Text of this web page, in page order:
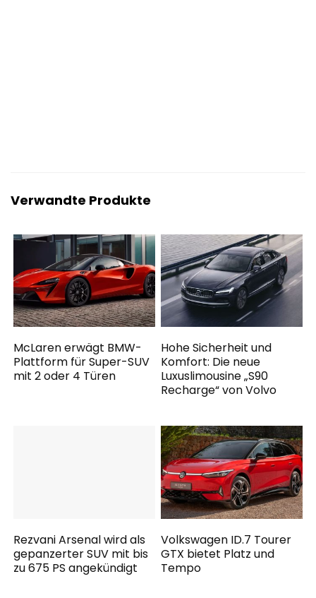
Verwandte Produkte
McLaren erwägt BMW-
Plattform für Super-SUV
mit 2 oder 4 Türen
Hohe Sicherheit und
Komfort: Die neue
Luxuslimousine „S90
Recharge“ von Volvo
Rezvani Arsenal wird als
gepanzerter SUV mit bis
zu 675 PS angekündigt
Volkswagen ID.7 Tourer
GTX bietet Platz und
Tempo